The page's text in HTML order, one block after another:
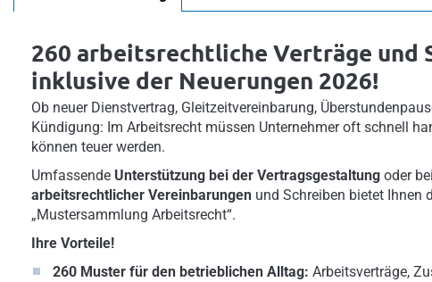
260 arbeitsrechtliche Verträge und
inklusive der Neuerungen 2026!
Ob neuer Dienstvertrag, Gleitzeitvereinbarung,
Kündigung: Im Arbeitsrecht müssen Unternehmer oft schnell
können teuer werden.
Umfassende Unterstützung bei der Vertragsgestaltung oder
arbeitsrechtlicher Vereinbarungen und Schreiben bietet Ihnen
„Mustersammlung Arbeitsrecht“.
Ihre Vorteile!
260 Muster für den betrieblichen Alltag: Arbeitsverträge,